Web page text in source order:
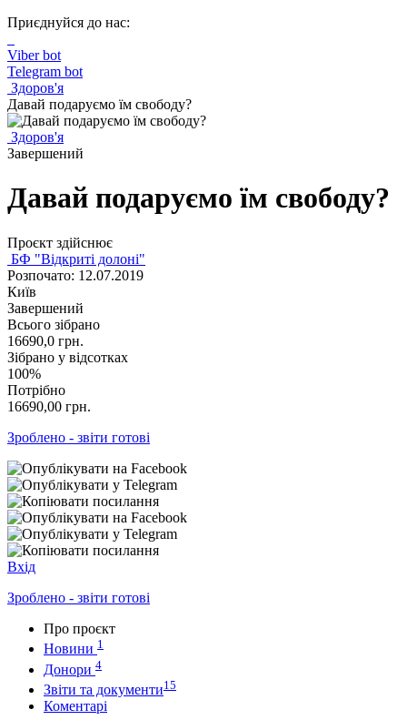
Приєднуйся до нас:
Viber bot
Telegram bot
Здоров'я
Давай подаруємо їм свободу?
Здоров'я
Завершений
Давай подаруємо їм свободу?
Проєкт здійснює
БФ "Відкриті долоні"
Розпочато: 12.07.2019
Київ
Завершений
Всього зібрано
16690,0 грн.
Зібрано у відсотках
100%
Потрібно
16690,00 грн.
Зроблено - звіти готові
Вхід
Зроблено - звіти готові
Про проєкт
Новини 1
Донори 4
Звіти та документи15
Коментарі